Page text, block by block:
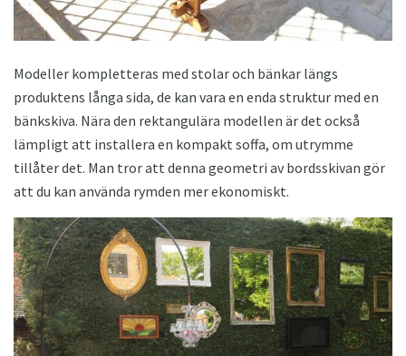
Modeller kompletteras med stolar och bänkar längs
produktens långa sida, de kan vara en enda struktur med en
bänkskiva. Nära den rektangulära modellen är det också
lämpligt att installera en kompakt soffa, om utrymme
tillåter det. Man tror att denna geometri av bordsskivan gör
att du kan använda rymden mer ekonomiskt.